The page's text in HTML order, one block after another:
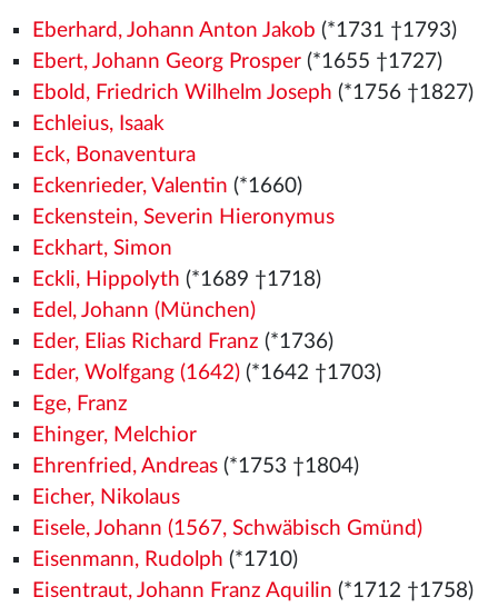
Eberhard, Johann Anton Jakob (*1731 †1793)
Ebert, Johann Georg Prosper(*1655 †1727)
Ebold, Friedrich Wilhelm Joseph (*1756 †1827)
Echleius, Isaak
Eck, Bonaventura
Eckenrieder, Valentin (*1660)
Eckenstein, Severin Hieronymus
Eckhart, Simon
Eckli, Hippolyth (*1689 †1718)
Edel, Johann (München)
Eder, Elias Richard Franz (*1736)
Eder, Wolfgang (1642)(*1642 †1703)
Ege, Franz
Ehinger, Melchior
Ehrenfried, Andreas(*1753 †1804)
Eicher, Nikolaus
Eisele, Johann (1567, Schwäbisch Gmünd)
Eisenmann, Rudolph (*1710)
Eisentraut, Johann Franz Aquilin (*1712 †1758)